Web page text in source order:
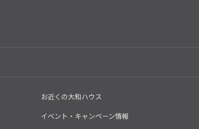
お近くの大和ハウス
イベント・キャンペーン情報